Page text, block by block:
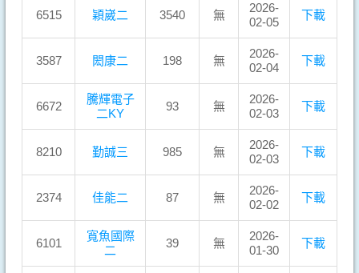
6515 穎崴二 3540 無
2026-
02-05
下載
3587 閎康二 198 無
2026-
02-04
下載
6672
騰輝電子
二KY
93 無
2026-
02-03
下載
8210 勤誠三 985 無
2026-
02-03
下載
2374 佳能二 87 無
2026-
02-02
下載
6101
寬魚國際
二
39 無
2026-
01-30
下載